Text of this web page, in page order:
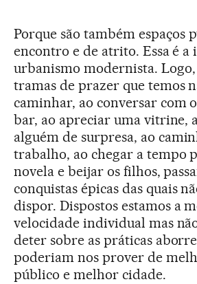
Porque são também espaços
encontro e de atrito. Essa é a
urbanismo modernista. Logo,
tramas de prazer que temos
caminhar, ao conversar com
bar, ao apreciar uma vitrine,
alguém de surpresa, ao
trabalho, ao chegar a tempo
novela e beijar os filhos,
conquistas épicas das quais
dispor. Dispostos estamos a
velocidade individual mas
deter sobre as práticas
poderiam nos prover de
público e melhor cidade.